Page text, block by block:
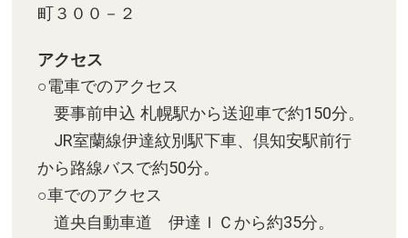
町３００－２
アクセス
○電車でのアクセス
要事前申込 札幌駅から送迎車で約150分。
JR室蘭線伊達紋別駅下車、倶知安駅前行
から路線バスで約50分。
○車でのアクセス
道央自動車道 伊達ＩＣから約35分。